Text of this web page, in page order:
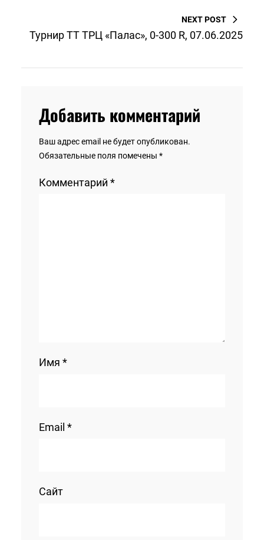
NEXT POST
Турнир ТТ ТРЦ «Палас», 0-300 R, 07.06.2025
Добавить комментарий
Ваш адрес email не будет опубликован.
Обязательные поля помечены *
Комментарий *
Имя *
Email *
Сайт